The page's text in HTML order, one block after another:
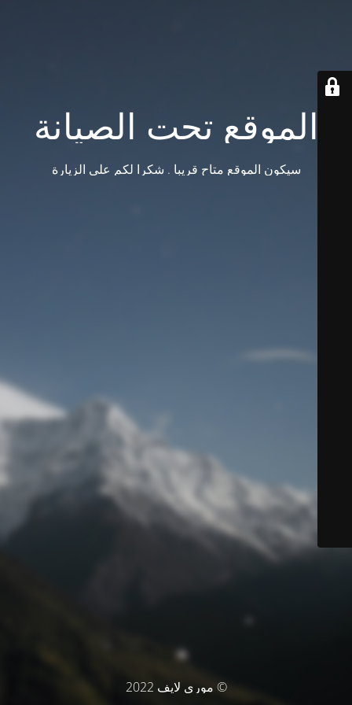
الموقع تحت الصيانة
سيكون الموقع متاح قريبا . شكرا لكم على الزيارة
© موري لايف 2022